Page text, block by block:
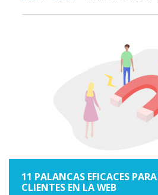
11 PALANCAS EFICACES
CLIENTES EN LA WEB